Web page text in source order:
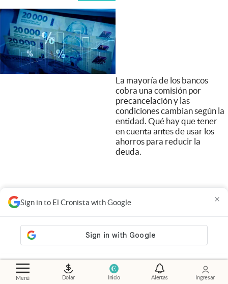
Menú Dolar Inicio Alertas Ingresar
Sign in to El Cronista with Google ×
La mayoría de los bancos
cobra una comisión por
precancelación y las
condiciones cambian según la
entidad. Qué hay que tener
en cuenta antes de usar los
ahorros para reducir la
deuda.